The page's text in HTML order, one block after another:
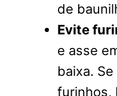
de
Evite
e asse
baixa.
furinhos,